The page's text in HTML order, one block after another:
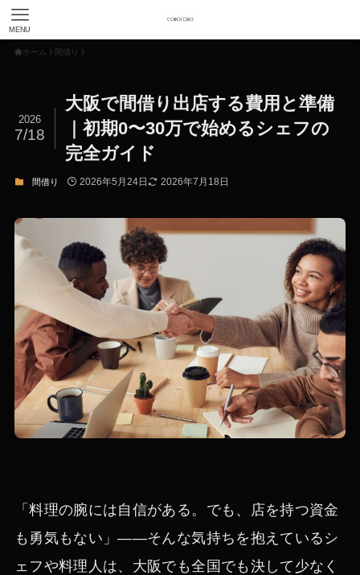
MENU
ホーム 間借り
大阪で間借り出店する費用と準備
｜初期0〜30万で始めるシェフの
完全ガイド
2026
7/18
間借り 2026年5月24日 2026年7月18日
「料理の腕には自信がある。でも、店を持つ資金
も勇気もない」——そんな気持ちを抱えているシ
ェフや料理人は、大阪でも全国でも決して少なく